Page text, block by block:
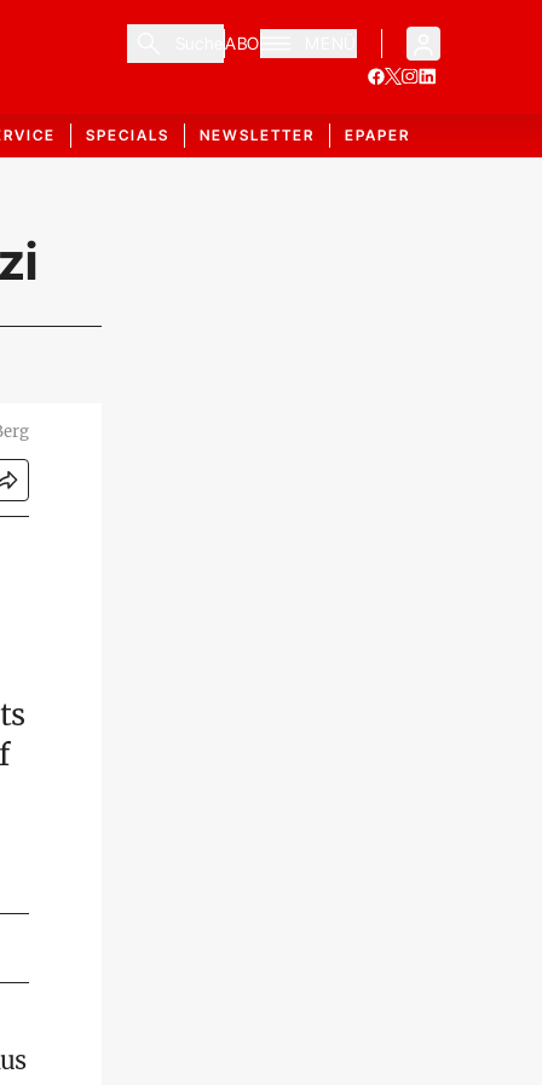
ABO
SPECIALS NEWSLETTER EPAPER